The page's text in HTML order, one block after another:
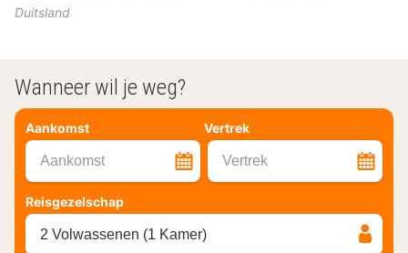
Duitsland
Wanneer wil je weg?
Aankomst Vertrek
Aankomst Vertrek
Reisgezelschap
2 Volwassenen (1 Kamer)